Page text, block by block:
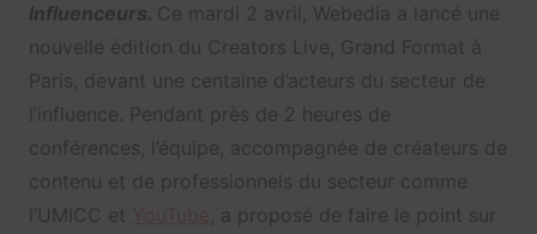
Influenceurs. Ce mardi 2 avril, Webedia a lancé une
nouvelle édition du Creators Live, Grand Format à
Paris, devant une centaine d’acteurs du secteur de
l’influence. Pendant près de 2 heures de
conférences, l’équipe, accompagnée de créateurs de
contenu et de professionnels du secteur comme
l’UMICC et
, a proposé de faire le point sur